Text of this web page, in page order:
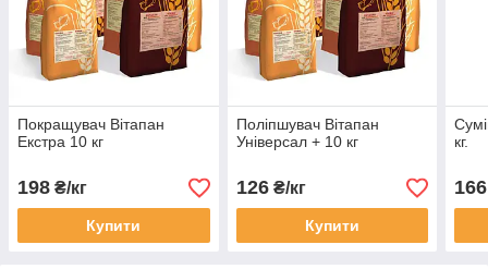
Покращувач Вітапан
Екстра 10 кг
198 ₴/кг
Купити
Поліпшувач Вітапан
Універсал + 10 кг
126₴/кг
Купити
кг.
166